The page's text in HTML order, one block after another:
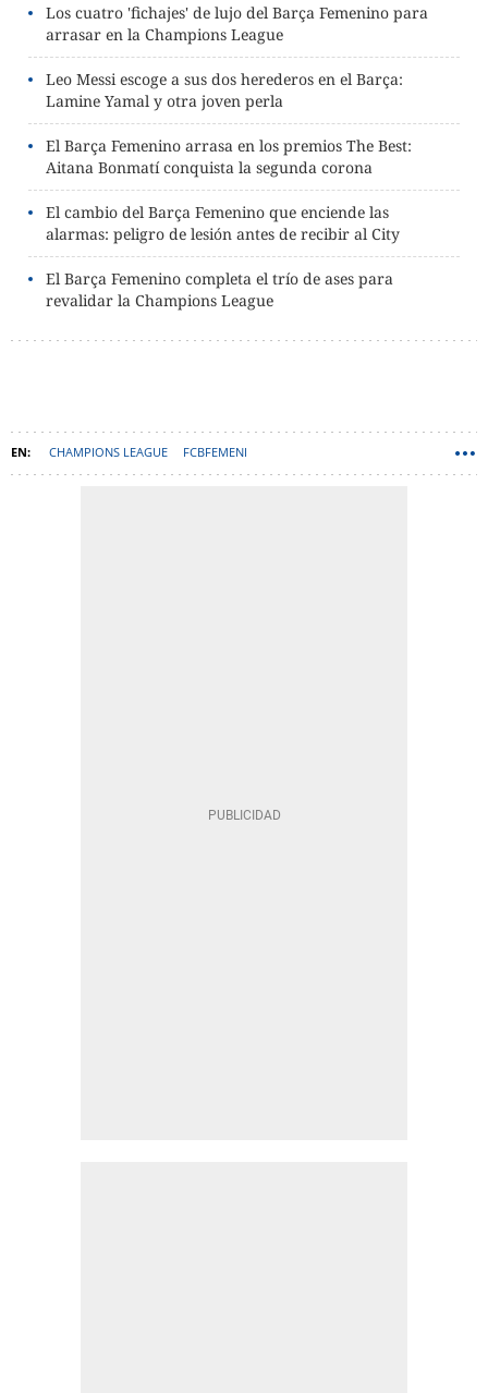
Los cuatro 'fichajes' de lujo del Barça Femenino para
arrasar en la Champions League
Leo Messi escoge a sus dos herederos en el Barça:
Lamine Yamal y otra joven perla
El Barça Femenino arrasa en los premios The Best:
Aitana Bonmatí conquista la segunda corona
El cambio del Barça Femenino que enciende las
alarmas: peligro de lesión antes de recibir al City
El Barça Femenino completa el trío de ases para
revalidar la Champions League
CHAMPIONS LEAGUE FCBFEMENI